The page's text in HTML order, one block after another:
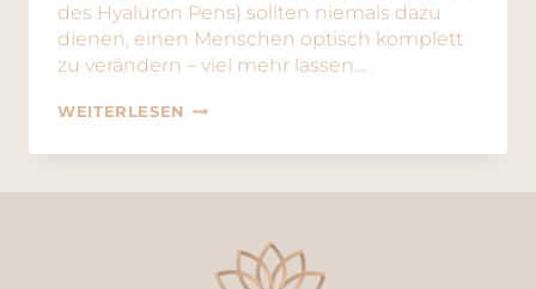
des Hyaluron Pens) sollten niemals dazu
dienen, einen Menschen optisch komplett
zu verändern – viel mehr lassen…
WEITERLESEN